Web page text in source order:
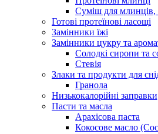
Суміш для млинців,
Готові протеїнові ласощі
Замінники їжі
Замінники цукру та
Солодкі сиропи та
Стевія
Злаки та продукти для
Гранола
Низькокалорійні
Пасти та масла
Арахісова паста
Кокосове масло